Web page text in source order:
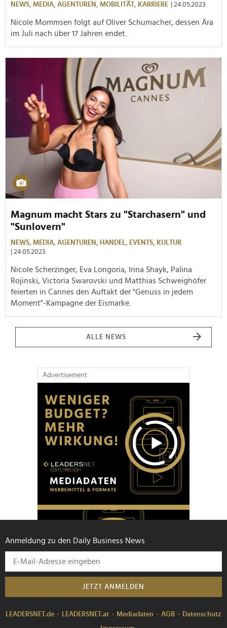
NEWS, MEDIA, AGENTUREN, MOBILITÄT, KARRIERE | 24.05.2023
Nicole Mommsen folgt auf Oliver Schumacher, dessen Ära
im Juli nach über 17 Jahren endet.
Magnum macht Stars zu "Starchasern" und
"Sunlovern"
NEWS, MEDIA, AGENTUREN, HANDEL, EVENTS,
KULTUR
| 24.05.2023
Nicole Scherzinger, Eva Longoria, Irina Shayk, Palina
Rojinski, Victoria Swarovski und Matthias Schweighöfer
feierten in Cannes den Auftakt der "Genuss in jedem
Moment"-Kampagne der Eismarke.
ALLE NEWS
Advertisement
Anmeldung zu den Daily Business News
JETZT ANMELDEN
LEADERSNET.de LEADERSNET.at Mediadaten AGB
Datenschutz